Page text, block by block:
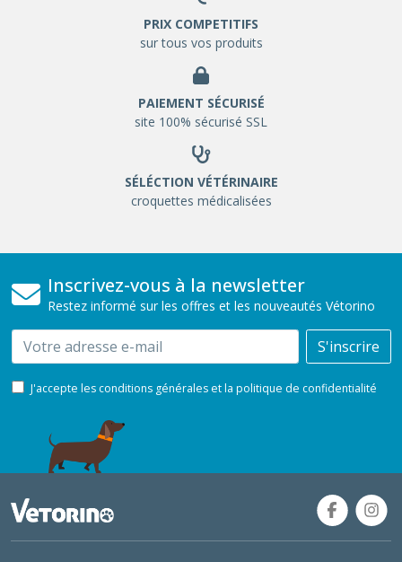
PRIX COMPETITIFS
sur tous vos produits
PAIEMENT SÉCURISÉ
site 100% sécurisé SSL
SÉLÉCTION VÉTÉRINAIRE
croquettes médicalisées
Inscrivez-vous à la newsletter
Restez informé sur les offres et les nouveautés Vétorino
Email S'inscrire
J'accepte les conditions générales et la politique de confidentialité